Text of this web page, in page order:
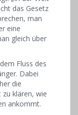
das Gesetz
man
eine
gleich über
Fluss des
Dabei
die
zu klären, wie
ankommt.